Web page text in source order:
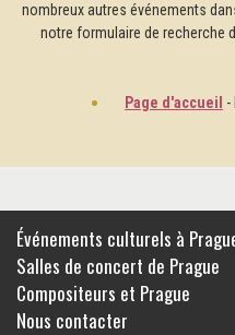
nombreux autres événements
notre formulaire de recherche
Page d'accueil -
Événements culturels à
Salles de concert de Prague
Compositeurs et Prague
Nous contacter